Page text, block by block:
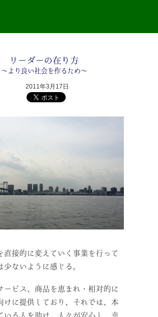
リーダーの在り方
〜より良い社会を作るため〜
2011年3月17日
直接的に変えていく事業を行って
少ないように感じる。
ービス、商品を恵まれ・相対的に
けに提供しており、それでは、本
いる人を助け、人々が安心し、幸